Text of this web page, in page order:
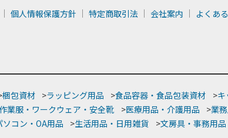
個人情報保護方針 特定商取引法 会社案内 よくあ
梱包資材 >ラッピング用品 >食品容器・食品包装資材 >キ
作業服・ワークウェア・安全靴 >医療用品・介護用品 >業
ソコン・OA用品 >生活用品・日用雑貨 >文房具・事務用品